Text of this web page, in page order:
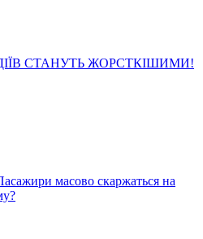
СТАНУТЬ ЖОРСТКІШИМИ!
масово скаржаться на